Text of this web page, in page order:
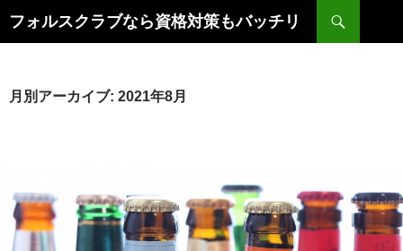
ン
ツ
プ
フォルスクラブなら資格対策もバッチリ
索
月別アーカイブ: 2021年8月